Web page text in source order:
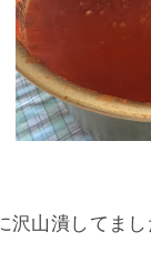
沢山潰してま